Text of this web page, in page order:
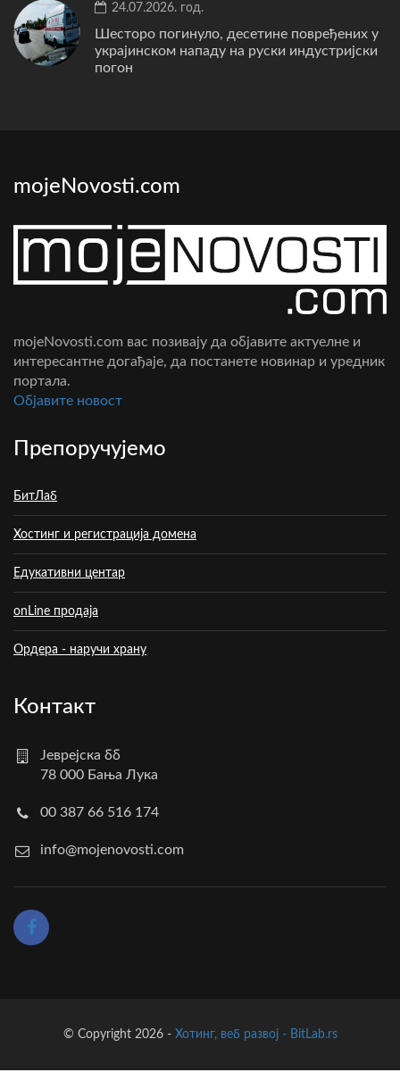
24.07.2026. год.
Шесторо погинуло, десетине повређених у
украјинском нападу на руски индустријски
погон
mojeNovosti.com
mojeNovosti.com вас позивају да објавите актуелне и
интересантне догађаје, да постанете новинар и уредник
портала.
Oбјавите новост
Препоручујемо
БитЛаб
Хостинг и регистрација домена
Едукативни центар
onLine продаја
Ордера - наручи храну
Контакт
Јеврејска бб
78 000 Бања Лука
00 387 66 516 174
info@mojenovosti.com
© Copyright 2026 - Хотинг, веб развој - BitLab.rs